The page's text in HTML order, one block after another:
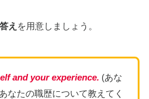
え を用意しましょう。
and your experience. (あな
なたの職歴について教えてく